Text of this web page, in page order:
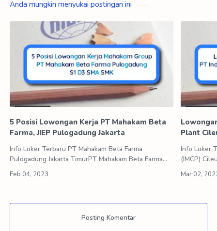
Anda mungkin menyukai postingan ini
5 Posisi Lowongan Kerja PT Mahakam Beta
Farma, JIEP Pulogadung Jakarta
Info Loker Terbaru PT Mahakam Beta Farma
Pulogadung Jakarta TimurPT Mahakam Beta Farma
didirikan pada tahun 1980, bergerak di bidang in…
Plant
Info Loker
(IMCP)
Posting Komentar